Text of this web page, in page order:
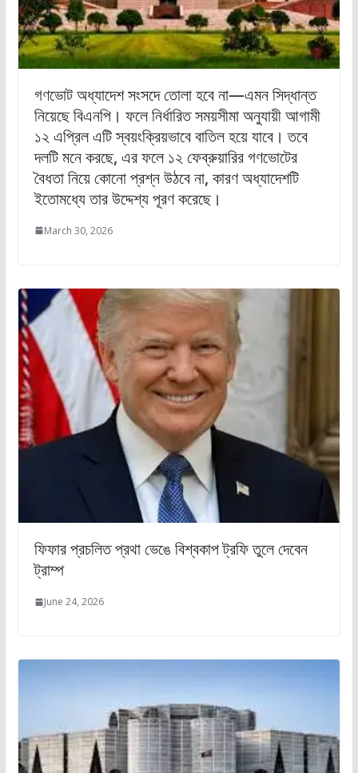
গণভোট অধ্যাদেশ সংসদে তোলা হবে না—এমন সিদ্ধান্ত
নিয়েছে বিএনপি। ফলে নির্ধারিত সময়সীমা অনুযায়ী আগামী
১২ এপ্রিল এটি স্বয়ংক্রিয়ভাবে বাতিল হয়ে যাবে। তবে
দলটি মনে করছে, এর ফলে ১২ ফেব্রুয়ারির গণভোটের
বৈধতা নিয়ে কোনো প্রশ্ন উঠবে না, কারণ অধ্যাদেশটি
ইতোমধ্যে তার উদ্দেশ্য পূরণ করেছে।
March 30, 2026
ফিফার প্রচলিত প্রথা ভেঙে বিশ্বকাপ ট্রফি তুলে দেবেন
ট্রাম্প
June 24, 2026